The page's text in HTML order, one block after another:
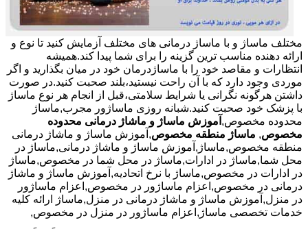
مختلف ماساژ و با ماساژ درمانی های مختلف آزمایش کنید تا نوع و
ارائه دهنده مناسب ترین گزینه را برای شما پیدا کند.همیشه
انتظارات و مقاصد خود را با ماساژدرمان خود در میان بگذارید و اگر
موردی وجود دارد که با آن راحت نیستید،بلند صحبت کنید.در صورت
داشتن هرگونه نگرانی یا شرایط سلامتی،قبل از انجام هر نوع ماساژ
با پزشک خود صحبت کنید.شبانه روزی ماساژور مجرب,ماساژ
محدوده مخصوص, آموزش ماساژ و ماشاژ درمانی محدوده
مخصوص, ماساژ منطقه مخصوص,آموزش ماساژ و ماشاژ درمانی
منطقه مخصوص,ماساژ,آموزش ماساژ و ماشاژ درمانی,ماساژ در
محل شما,ماساژ در ادارات,ماساژ در محل شما در مخصوص,ماساژ
در ادارات در مخصوص,ماساژ با نرخ اتحادیه,آموزش ماساژ و ماشاژ
درمانی در مخصوص,اعزام ماساژور در مخصوص,اعزام ماساژور
در منزل,آموزش ماساژ و ماشاژ درمانی در منزل,ماساژ ارائه کلیه
خدمات تخصصی ماساژ,اعزام ماساژور در منزل در مخصوص,